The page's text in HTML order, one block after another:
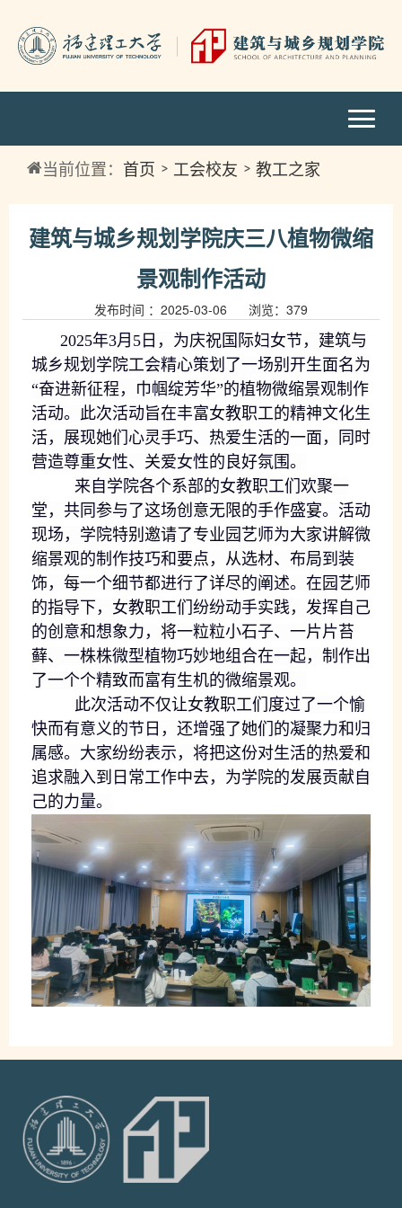
当前位置： 首页 工会校友 教工之家
建筑与城乡规划学院庆三八植物微缩
景观制作活动
发布时间 ：2025-03-06 浏览： 379
2025年3月 5 日，为庆祝国际妇女节，建筑与
城乡规划学院工会精心策划了一场别开生面名为
“奋进新征程，巾帼绽芳华”的植物微缩景观制作
活动。此次活动旨在丰富女教职工的精神文化生
活，展现她们心灵手巧、热爱生活的一面，同时
营造尊重女性、关爱女性的良好氛围。
来自学院各个系部的女教职工们欢聚一
堂，共同参与了这场创意无限的手作盛宴。活动
现场，学院特别邀请了专业园艺师为大家讲解微
缩景观的制作技巧和要点，从选材、布局到装
饰，每一个细节都进行了详尽的阐述。在园艺师
的指导下，女教职工们纷纷动手实践，发挥自己
的创意和想象力，将一粒粒小石子、一片片苔
藓、一株株微型植物巧妙地组合在一起，制作出
了一个个精致而富有生机的微缩景观。
此次活动不仅让女教职工们度过了一个愉
快而有意义的节日，还增强了她们的凝聚力和归
属感。大家纷纷表示，将把这份对生活的热爱和
追求融入到日常工作中去，为学院的发展贡献自
己的力量。